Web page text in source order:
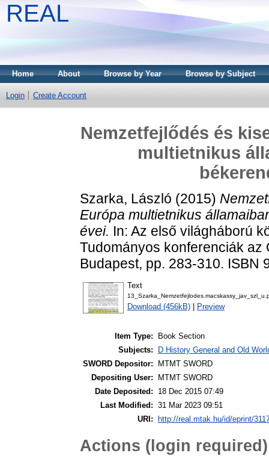
REAL
Home About Browse by Year Browse by Subject
Login Create Account
Nemzetfejlődés és
multietnikus
Szarka, László (2015)
Európa multietnikus
évei. In: Az első világháború
Tudományos konferenciák
Budapest, pp. 283-310. ISBN
Text
Download (456kB) Preview
Item Type:
Book Section
Subjects:
D History General and Old
SWORD Depositor:
MTMT SWORD
Depositing User:
MTMT SWORD
Date Deposited:
18 Dec 2015 07:49
Last Modified: 31 Mar 2023 09:51
URI:
http://real.mtak.hu/id/eprint/
Actions (login required)